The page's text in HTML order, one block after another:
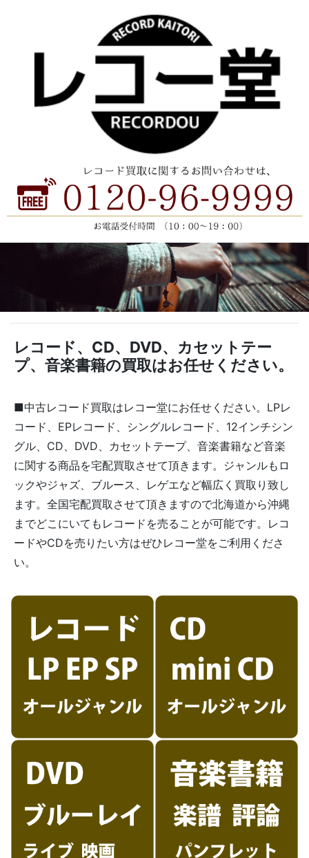
レコード、CD、DVD、カセットテー
プ、音楽書籍の買取はお任せください。
■中古レコード買取はレコー堂にお任せください。LPレ
コード、EPレコード、シングルレコード、12インチシン
グル、CD、DVD、カセットテープ、音楽書籍など音楽
に関する商品を宅配買取させて頂きます。ジャンルもロ
ックやジャズ、ブルース、レゲエなど幅広く買取り致し
ます。全国宅配買取させて頂きますので北海道から沖縄
までどこにいてもレコードを売ることが可能です。レコ
ードやCDを売りたい方はぜひレコー堂をご利用くださ
い。